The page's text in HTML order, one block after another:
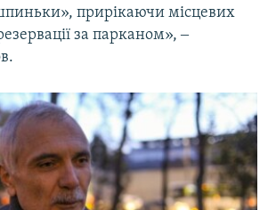
прирікаючи місцевих
за парканом», ‒